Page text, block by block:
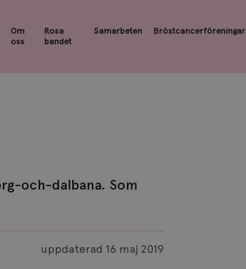
Om
oss
Rosa
bandet
Samarbeten Bröstcancerföreningar
och-dalbana. Som
uppdaterad 16 maj 2019